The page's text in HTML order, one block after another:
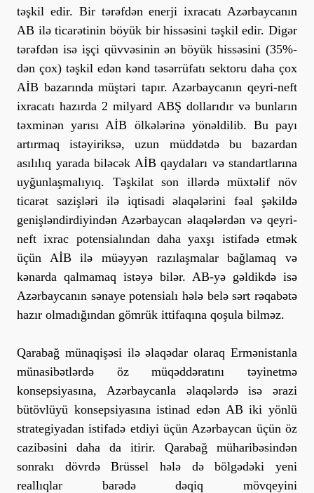
təşkil edir. Bir tərəfdən enerji ixracatı Azərbaycanın
AB ilə ticarətinin böyük bir hissəsini təşkil edir. Digər
tərəfdən isə işçi qüvvəsinin ən böyük hissəsini (35%-
dən çox) təşkil edən kənd təsərrüfatı sektoru daha çox
AİB bazarında müştəri tapır. Azərbaycanın qeyri-neft
ixracatı hazırda 2 milyard ABŞ dollarıdır və bunların
təxminən yarısı AİB ölkələrinə yönəldilib. Bu payı
artırmaq istəyiriksə, uzun müddətdə bu bazardan
asılılıq yarada biləcək AİB qaydaları və standartlarına
uyğunlaşmalıyıq. Təşkilat son illərdə müxtəlif növ
ticarət sazişləri ilə iqtisadi əlaqələrini fəal şəkildə
genişləndirdiyindən Azərbaycan əlaqələrdən və qeyri-
neft ixrac potensialından daha yaxşı istifadə etmək
üçün AİB ilə müəyyən razılaşmalar bağlamaq və
kənarda qalmamaq istəyə bilər. AB-yə gəldikdə isə
Azərbaycanın sənaye potensialı hələ belə sərt rəqabətə
hazır olmadığından gömrük ittifaqına qoşula bilməz.
Qarabağ münaqişəsi ilə əlaqədar olaraq Ermənistanla
münasibətlərdə öz müqəddəratını təyinetmə
konsepsiyasına, Azərbaycanla əlaqələrdə isə ərazi
bütövlüyü konsepsiyasına istinad edən AB iki yönlü
strategiyadan istifadə etdiyi üçün Azərbaycan üçün öz
cazibəsini daha da itirir. Qarabağ müharibəsindən
sonrakı dövrdə Brüssel hələ də bölgədəki yeni
reallıqlar barədə dəqiq mövqeyini